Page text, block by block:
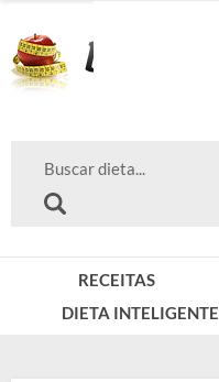
RECEITAS
DIETA INTELIGENTE